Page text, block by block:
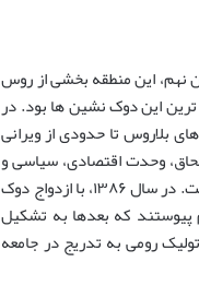
نهم، این منطقه بخشی از روس
این دوک نشین ها بود. در
بلاروس تا حدودی از ویرانی
وحدت اقتصادی، سیاسی و
فرهنگی را برای سرزمین های بلاروسی به ارمغان آورد و دوک نشین لیتوانی به سرعت گسترش یافت. در سال ۱۳۸۶، با ازدواج دوک
پیوستند که بعدها به تشکیل
و مذهب کاتولیک رومی به تدریج در جامعه